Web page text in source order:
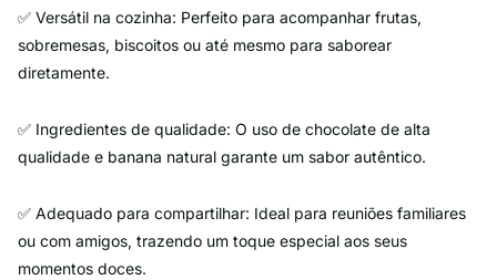
✅ Versátil na cozinha: Perfeito para acompanhar frutas,
sobremesas, biscoitos ou até mesmo para saborear
diretamente.
✅ Ingredientes de qualidade: O uso de chocolate de alta
qualidade e banana natural garante um sabor autêntico.
✅ Adequado para compartilhar: Ideal para reuniões familiares
ou com amigos, trazendo um toque especial aos seus
momentos doces.